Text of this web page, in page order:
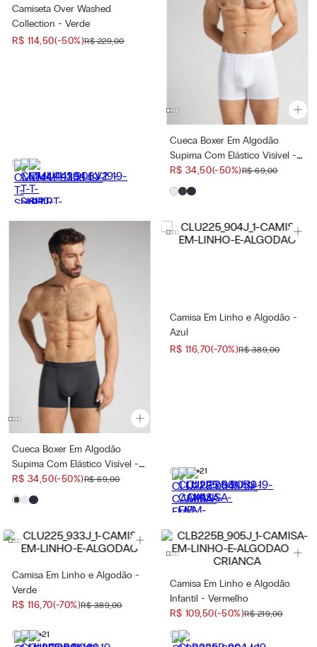
Camiseta Over Washed
Collection - Verde
R$ 114,50(-50%)R$ 229,00
Cueca Boxer Em Algodão
Supima Com Elástico Visível -
Branco
R$ 34,50(-50%)R$ 69,00
Cueca Boxer Em Algodão
Supima Com Elástico Visível -
Cinza
R$ 34,50(-50%)R$ 69,00
Camisa Em Linho e Algodão -
Azul
R$ 116,70(-70%)R$ 389,00
+21
Camisa Em Linho e Algodão -
Verde
R$ 116,70(-70%)R$ 389,00
+21
Camisa Em Linho e Algodão
Infantil - Vermelho
R$ 109,50(-50%)R$ 219,00